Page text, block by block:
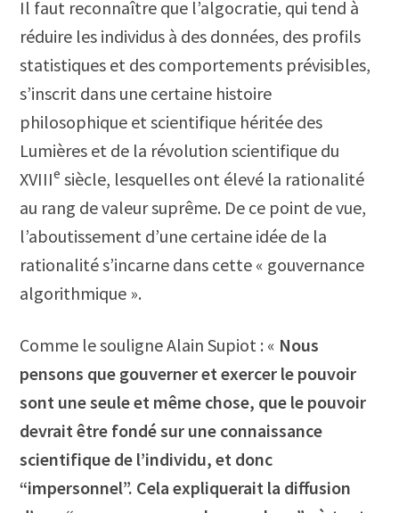
Il faut reconnaître que l’algocratie, qui tend à
réduire les individus à des données, des profils
statistiques et des comportements prévisibles,
s’inscrit dans une certaine histoire
philosophique et scientifique héritée des
Lumières et de la révolution scientifique du
XVIIIe siècle, lesquelles ont élevé la rationalité
au rang de valeur suprême. De ce point de vue,
l’aboutissement d’une certaine idée de la
rationalité s’incarne dans cette « gouvernance
algorithmique ».
Comme le souligne Alain Supiot : « Nous
pensons que gouverner et exercer le pouvoir
sont une seule et même chose, que le pouvoir
devrait être fondé sur une connaissance
scientifique de l’individu, et donc
“impersonnel”. Cela expliquerait la diffusion